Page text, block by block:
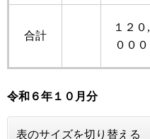
合計
１２０,
０００
令和６年 １０月分
表のサイズを切り替える